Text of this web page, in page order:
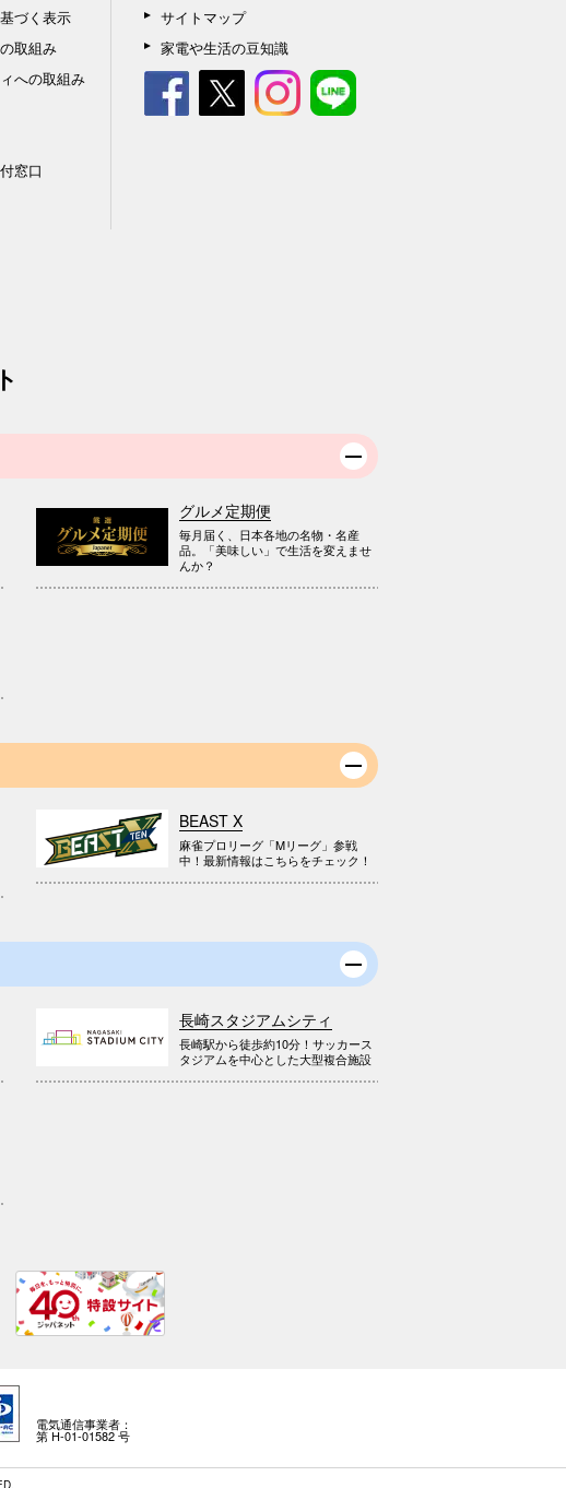
づく表示
取組み
への取組み
窓口
サイトマップ
家電や生活の豆知識
グルメ定期便
毎月届く、日本各地の名物・名産
品。「美味しい」で生活を変えませ
んか？
BEAST X
麻雀プロリーグ「Mリーグ」参戦
中！最新情報はこちらをチェック！
長崎スタジアムシティ
長崎駅から徒歩約10分！サッカース
タジアムを中心とした大型複合施設
電気通信事業者：
第 H-01-01582 号